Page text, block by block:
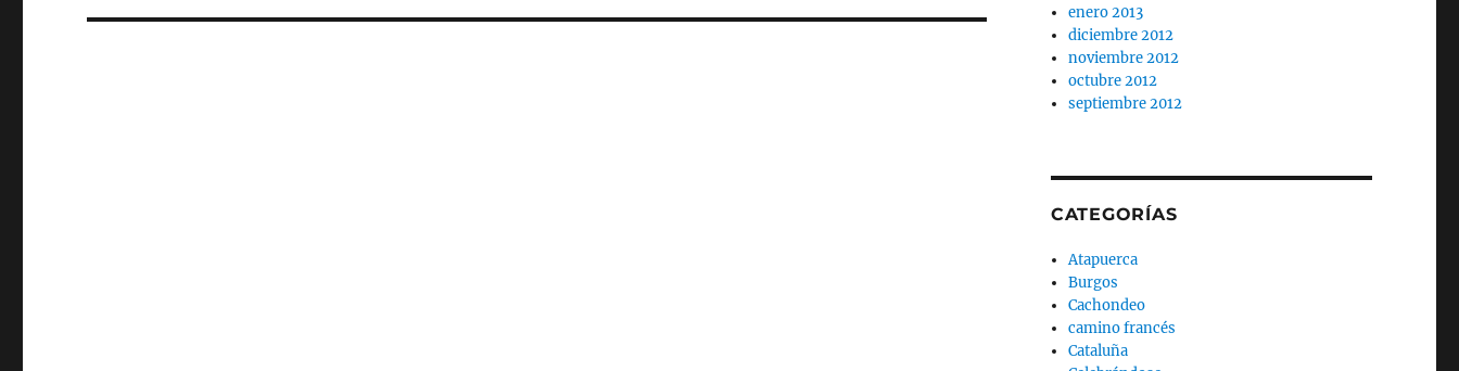
enero 2013
diciembre 2012
noviembre 2012
octubre 2012
septiembre 2012
CATEGORÍAS
Atapuerca
Burgos
Cachondeo
camino francés
Cataluña